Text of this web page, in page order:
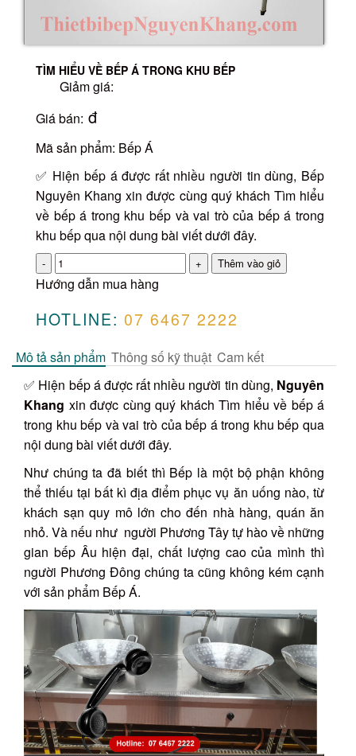
TÌM HIỂU VỀ BẾP Á TRONG KHU BẾP
Giảm giá:
Giá bán: đ
Mã sản phẩm: Bếp Á
✅ Hiện bếp á được rất nhiều người tin dùng, Bếp
Nguyên Khang xin được cùng quý khách Tìm hiểu
về bếp á trong khu bếp và vai trò của bếp á trong
khu bếp qua nội dung bài viết dưới đây.
Số
lượng
Hướng dẫn mua hàng
HOTLINE: 07 6467 2222
Mô tả sản phẩm Thông số kỹ thuật Cam kết
✅ Hiện bếp á được rất nhiều người tin dùng, Nguyên
Khang xin được cùng quý khách Tìm hiểu về bếp á
trong khu bếp và vai trò của bếp á trong khu bếp qua
nội dung bài viết dưới đây.
Như chúng ta đã biết thì Bếp là một bộ phận không
thể thiếu tại bất kì địa điểm phục vụ ăn uống nào, từ
khách sạn quy mô lớn cho đến nhà hàng, quán ăn
nhỏ. Và nếu như người Phương Tây tự hào về những
gian bếp Âu hiện đại, chất lượng cao của mình thì
người Phương Đông chúng ta cũng không kém cạnh
với sản phẩm Bếp Á.